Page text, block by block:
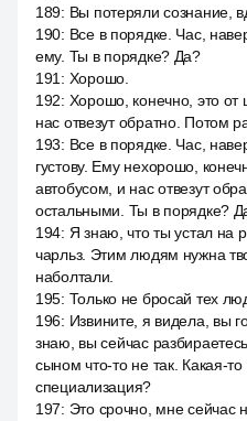
189: Вы потеряли сознание,
190: Все в порядке. Час,
ему. Ты в порядке? Да?
191 : Хорошо.
192: Хорошо, конечно, это от
нас отвезут обратно. Потом
193: Все в порядке. Час,
густову. Ему нехорошо,
автобусом, и нас отвезут
остальными. Ты в порядке?
194: Я знаю, что ты устал на
чарльз. Этим людям нужна
наболтали.
195: Только не бросай тех
196: Извините, я видела, вы
знаю, вы сейчас
сыном что-то не так. Какая-то
специализация?
197: Это срочно, мне сейчас